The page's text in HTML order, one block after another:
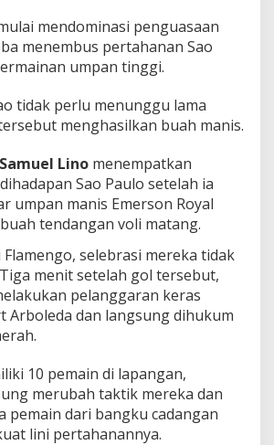
mendominasi penguasaan
menembus pertahanan Sao
umpan tinggi.
tidak perlu menunggu lama
menghasilkan buah manis.
Samuel Lino menempatkan
Sao Paulo setelah ia
umpan manis Emerson Royal
tendangan voli matang.
selebrasi mereka tidak
menit setelah gol tersebut,
pelanggaran keras
Arboleda dan langsung dihukum
10 pemain di lapangan,
merubah taktik mereka dan
pemain dari bangku cadangan
lini pertahanannya.